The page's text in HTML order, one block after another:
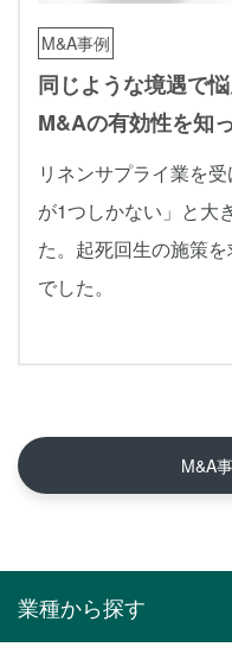
M&A事例
同じような境遇で
M&Aの有効性を知
リネンサプライ業を
が1つしかない」と大
た。起死回生の施策
でした。
M&A
業種から探す